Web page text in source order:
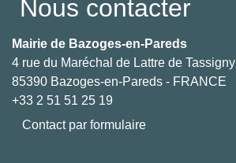
Nous contacter
Mairie de Bazoges-en-Pareds
4 rue du Maréchal de Lattre de Tassigny
85390 Bazoges-en-Pareds - FRANCE
+33 2 51 51 25 19
Contact par formulaire